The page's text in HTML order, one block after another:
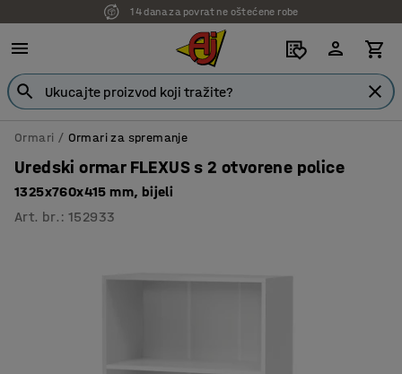
14 dana za povrat ne oštećene robe
Ormari Ormari za spremanje
Uredski ormar FLEXUS s 2 otvorene police
1325x760x415 mm, bijeli
Art. br. :152933